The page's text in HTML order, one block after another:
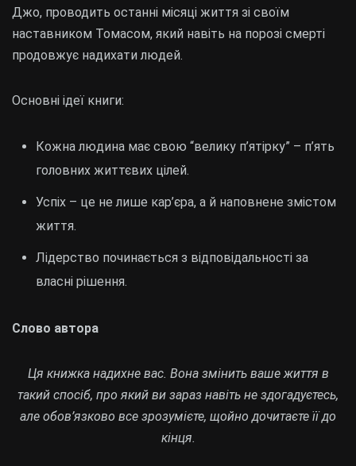
Джо, проводить останні місяці життя зі своїм
наставником Томасом, який навіть на порозі смерті
продовжує надихати людей.
Основні ідеї книги:
Кожна людина має свою “велику п’ятірку” – п’ять
головних життєвих цілей.
Успіх – це не лише кар’єра, а й наповнене змістом
життя.
Лідерство починається з відповідальності за
власні рішення.
Слово автора
Ця книжка надихне вас. Вона змінить ваше життя в
такий спосіб, про який ви зараз навіть не здогадуєтесь,
але обов’язково все зрозумієте, щойно дочитаєте її до
кінця.